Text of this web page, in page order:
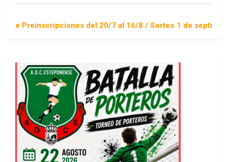
del 20/7 al 16/8 / Sorteo 1 de septiembre